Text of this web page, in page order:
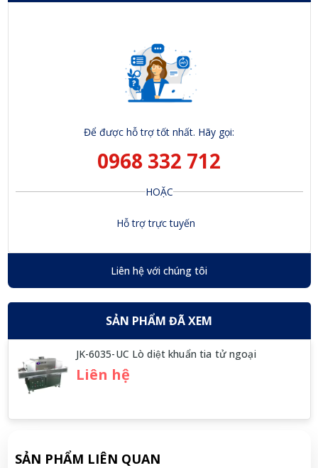
Để được hỗ trợ tốt nhất. Hãy gọi:
0968 332 712
HOẶC
Hỗ trợ trực tuyến
Liên hệ với chúng tôi
SẢN PHẨM ĐÃ XEM
JK-6035-UC Lò diệt khuẩn tia tử ngoại
Liên hệ
SẢN PHẨM LIÊN QUAN